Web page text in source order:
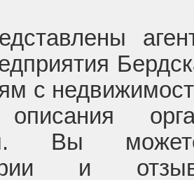
с
описания
Вы
и